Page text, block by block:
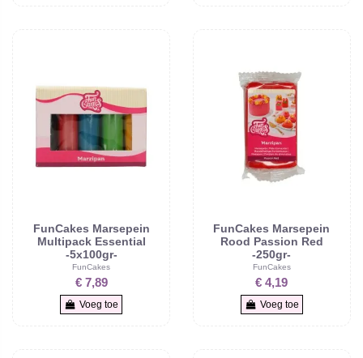
FunCakes Marsepein
Multipack Essential
-5x100gr-
FunCakes
€ 7,89
Voeg toe
FunCakes Marsepein
Rood Passion Red
-250gr-
FunCakes
€ 4,19
Voeg toe